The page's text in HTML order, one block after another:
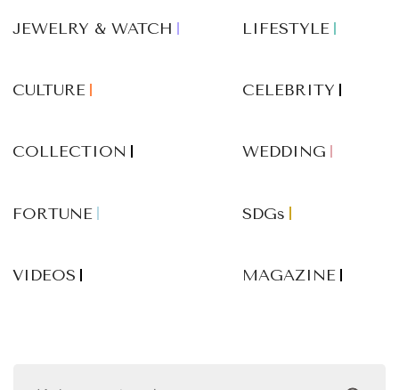
JEWELRY & WATCH LIFESTYLE
CULTURE CELEBRITY
COLLECTION WEDDING
FORTUNE SDGs
VIDEOS MAGAZINE